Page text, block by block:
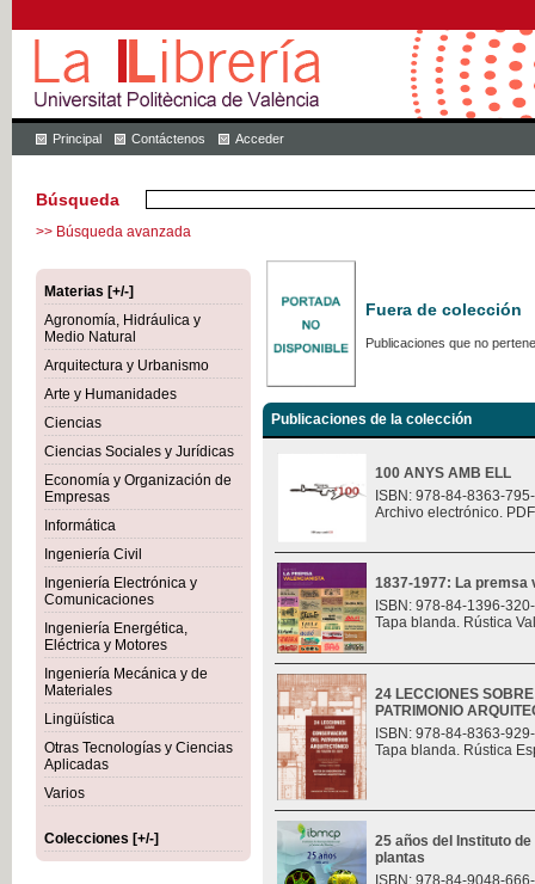
Principal Contáctenos Acceder
Búsqueda
>> Búsqueda avanzada
Materias [+/-]
Agronomía, Hidráulica y
Medio Natural
Arquitectura y Urbanismo
Arte y Humanidades
Ciencias
Ciencias Sociales y Jurídicas
Economía y Organización de
Empresas
Informática
Ingeniería Civil
Ingeniería Electrónica y
Comunicaciones
Ingeniería Energética,
Eléctrica y Motores
Ingeniería Mecánica y de
Materiales
Lingüística
Otras Tecnologías y Ciencias
Aplicadas
Varios
Colecciones [+/-]
Fuera de colección
Publicaciones que no
Publicaciones de la colección
100 ANYS AMB ELL
ISBN: 978-84-8363-
Archivo electrónico.
1837-1977: La premsa
ISBN: 978-84-1396-
Tapa blanda. Rústica
24 LECCIONES
PATRIMONIO
ISBN: 978-84-8363-
Tapa blanda. Rústica
25 años del Instituto
plantas
ISBN: 978-84-9048-